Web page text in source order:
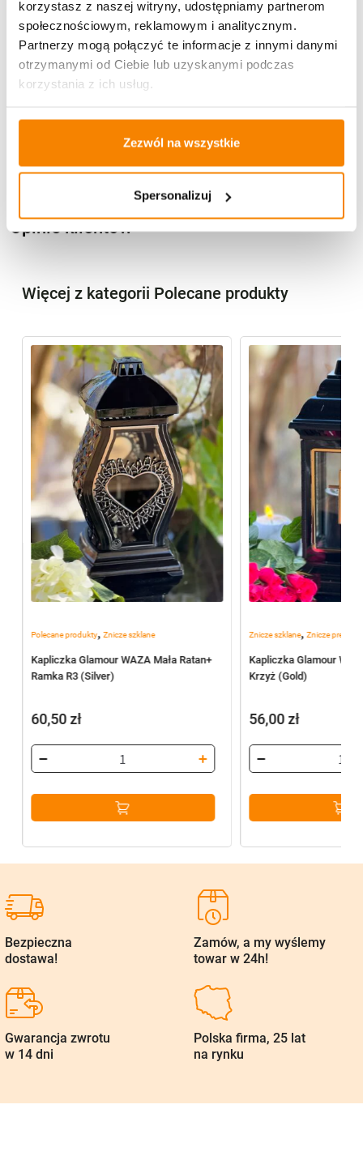
korzystasz z naszej witryny, udostępniamy partnerom
społecznościowym, reklamowym i analitycznym.
Partnerzy mogą połączyć te informacje z innymi danymi
otrzymanymi od Ciebie lub uzyskanymi podczas
korzystania z ich usług.
Zezwól na wszystkie
Spersonalizuj
Opinie klientów
Więcej z kategorii Polecane produkty
Polecane produkty, Znicze szklane
Kapliczka Glamour WAZA Mała Ratan+
Ramka R3 (Silver)
60,50zł
Znicze szklane,Znicze
Kapliczka Glamour
Krzyż (Gold)
56,00zł
Bezpieczna
dostawa!
Zamów, a my wyślemy
towar w 24h!
Gwarancja zwrotu
w 14 dni
Polska firma, 25 lat
na rynku